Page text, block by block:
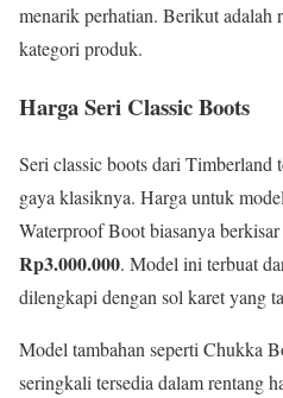
menarik perhatian. Berikut adalah
kategori produk.
Harga Seri Classic Boots
Seri classic boots dari Timberland
gaya klasiknya. Harga untuk
Waterproof Boot biasanya berkisar
Rp3.000.000. Model ini terbuat
dilengkapi dengan sol karet yang
Model tambahan seperti Chukka
seringkali tersedia dalam rentang